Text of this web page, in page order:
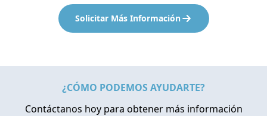
Solicitar Más Información
¿CÓMO PODEMOS AYUDARTE?
Contáctanos hoy para obtener más información